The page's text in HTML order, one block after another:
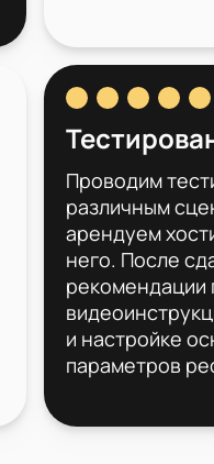
Проводим
различным
арендуем
него. После
и настройке
параметров